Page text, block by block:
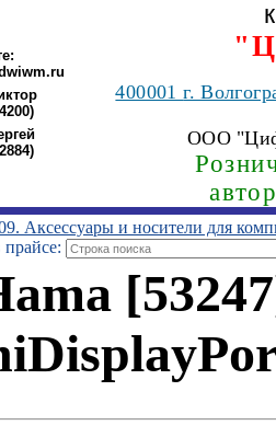
400001г.
ООО
Аксессуары и носители для